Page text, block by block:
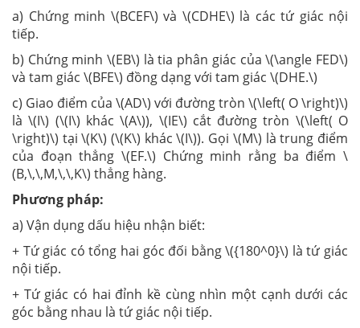
a) Chứng minh \(BCEF\) và \(CDHE\) là các tứ giác nội
tiếp.
b) Chứng minh \(EB\) là tia phân giác của \(\angle FED\)
và tam giác \(BFE\) đồng dạng với tam giác \(DHE.\)
c) Giao điểm của \(AD\) với đường tròn \(\left( O \right)\)
là \(I\) (\(I\) khác \(A\)), \(IE\) cắt đường tròn \(\left( O
\right)\) tại \(K\) (\(K\) khác \(I\)). Gọi \(M\) là trung điểm
của đoạn thẳng \(EF.\) Chứng minh rằng ba điểm \
(B,\,\,M,\,\,K\) thẳng hàng.
Phương pháp:
a) Vận dụng dấu hiệu nhận biết:
+ Tứ giác có tổng hai góc đối bằng \({180^0}\) là tứ giác
nội tiếp.
+ Tứ giác có hai đỉnh kề cùng nhìn một cạnh dưới các
góc bằng nhau là tứ giác nội tiếp.